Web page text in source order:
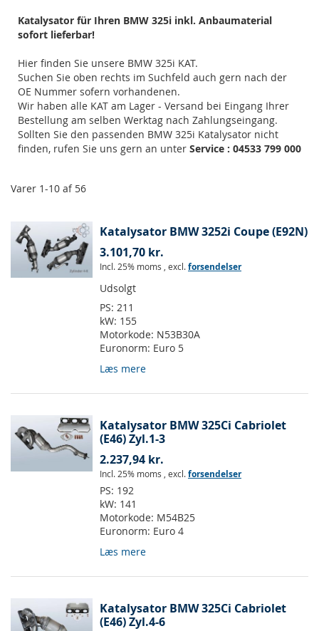
Katalysator für Ihren BMW 325i inkl. Anbaumaterial
sofort lieferbar!
Hier finden Sie unsere BMW 325i KAT.
Suchen Sie oben rechts im Suchfeld auch gern nach der
OE Nummer sofern vorhandenen.
Wir haben alle KAT am Lager - Versand bei Eingang Ihrer
Bestellung am selben Werktag nach Zahlungseingang.
Sollten Sie den passenden BMW 325i Katalysator nicht
finden, rufen Sie uns gern an unter Service : 04533 799 000
Varer 1-10 af 56
Katalysator BMW 3252i Coupe (E92N)
3.101,70 kr.
Incl. 25% moms , excl.forsendelser
Udsolgt
PS: 211
kW: 155
Motorkode: N53B30A
Euronorm: Euro 5
Læs mere
Katalysator BMW 325Ci Cabriolet
(E46) Zyl.1-3
2.237,94 kr.
Incl. 25% moms , excl.forsendelser
PS: 192
kW: 141
Motorkode: M54B25
Euronorm: Euro 4
Læs mere
Katalysator BMW 325Ci Cabriolet
(E46) Zyl.4-6